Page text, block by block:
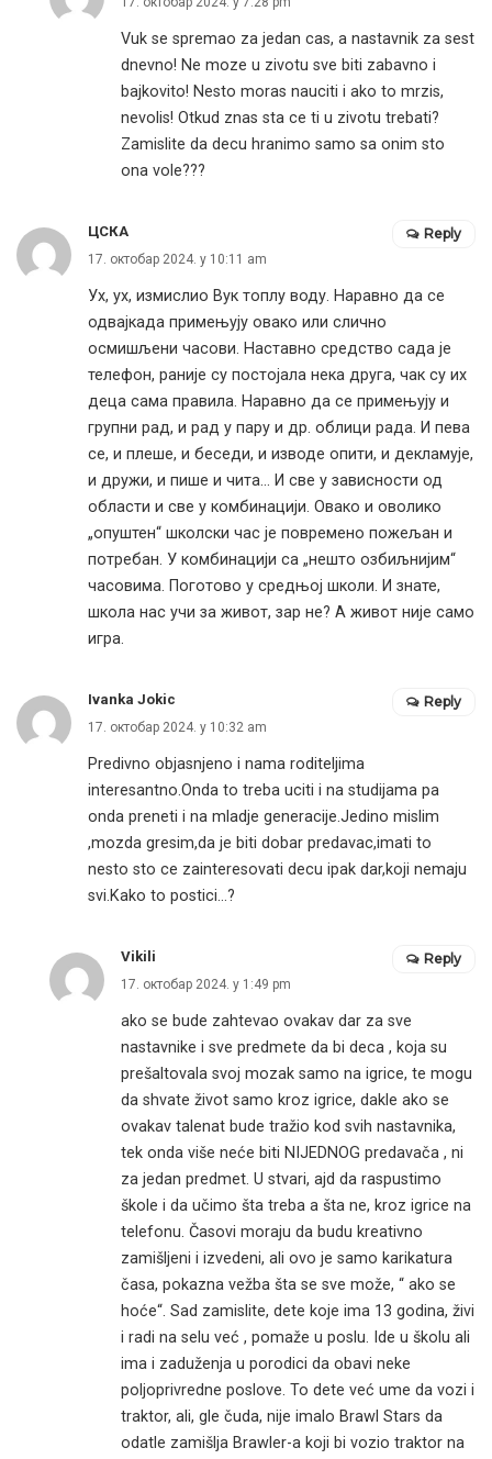
Vuk se spremao za jedan cas, a nastavnik za sest
dnevno! Ne moze u zivotu sve biti zabavno i
bajkovito! Nesto moras nauciti i ako to mrzis,
nevolis! Otkud znas sta ce ti u zivotu trebati?
Zamislite da decu hranimo samo sa onim sto
ona vole???
ЦСКА
17. октобар 2024. у 10:11 am
Ух, ух, измислио Вук топлу воду. Наравно да се
одвајкада примењују овако или слично
осмишљени часови. Наставно средство сада је
телефон, раније су постојала нека друга, чак су их
деца сама правила. Наравно да се примењују и
групни рад, и рад у пару и др. облици рада. И пева
се, и плеше, и беседи, и изводе опити, и декламује,
и дружи, и пише и чита… И све у зависности од
области и све у комбинацији. Овако и оволико
„опуштен“ школски час је повремено пожељан и
потребан. У комбинацији са „нешто озбиљнијим“
часовима. Поготово у средњој школи. И знате,
школа нас учи за живот, зар не? А живот није само
игра.
Reply
Ivanka Jokic
17. октобар 2024. у 10:32 am
Predivno objasnjeno i nama roditeljima
interesantno.Onda to treba uciti i na studijama pa
onda preneti i na mladje generacije.Jedino mislim
,mozda gresim,da je biti dobar predavac,imati to
nesto sto ce zainteresovati decu ipak dar,koji nemaju
svi.Kako to postici…?
Reply
Vikili
17. октобар 2024. у 1:49 pm
ako se bude zahtevao ovakav dar za sve
nastavnike i sve predmete da bi deca , koja su
prešaltovala svoj mozak samo na igrice, te mogu
da shvate život samo kroz igrice, dakle ako se
ovakav talenat bude tražio kod svih nastavnika,
tek onda više neće biti NIJEDNOG predavača , ni
za jedan predmet. U stvari, ajd da raspustimo
škole i da učimo šta treba a šta ne, kroz igrice na
telefonu. Časovi moraju da budu kreativno
zamišljeni i izvedeni, ali ovo je samo karikatura
časa, pokazna vežba šta se sve može, “ ako se
hoće“. Sad zamislite, dete koje ima 13 godina, živi
i radi na selu već , pomaže u poslu. Ide u školu ali
ima i zaduženja u porodici da obavi neke
poljoprivredne poslove. To dete već ume da vozi i
traktor, ali, gle čuda, nije imalo Brawl Stars da
odatle zamišlja Brawler-a koji bi vozio traktor na
Reply